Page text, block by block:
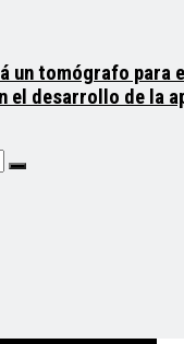
un tomógrafo para
el desarrollo de la